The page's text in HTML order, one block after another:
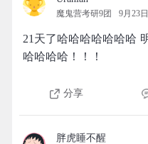
魔鬼营考研9团 9月23
21天了哈哈哈哈哈哈哈
哈哈哈哈！！！
分享
胖虎睡不醒